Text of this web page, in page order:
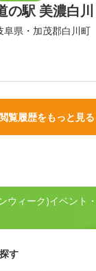
の駅 美濃白川
阜県・加茂郡白川町
覧履歴をもっと見る
ウィーク)イベント
す